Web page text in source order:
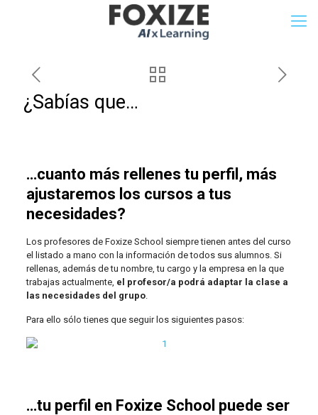
¿Sabías que…
…cuanto más rellenes tu perfil, más
ajustaremos los cursos a tus
necesidades?
Los profesores de Foxize School siempre tienen antes del curso
el listado a mano con la información de todos sus alumnos. Si
rellenas, además de tu nombre, tu cargo y la empresa en la que
trabajas actualmente, el profesor/a podrá adaptar la clase a
las necesidades del grupo.
Para ello sólo tienes que seguir los siguientes pasos:
…tu perfil en Foxize School puede ser